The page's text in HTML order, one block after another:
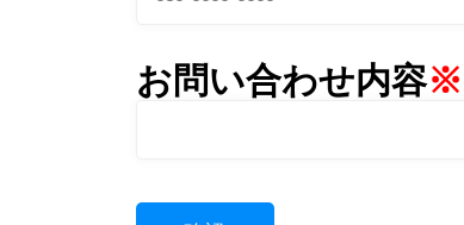
お問い合わせ内容※